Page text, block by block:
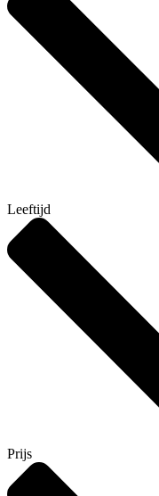
Leeftijd
Prijs